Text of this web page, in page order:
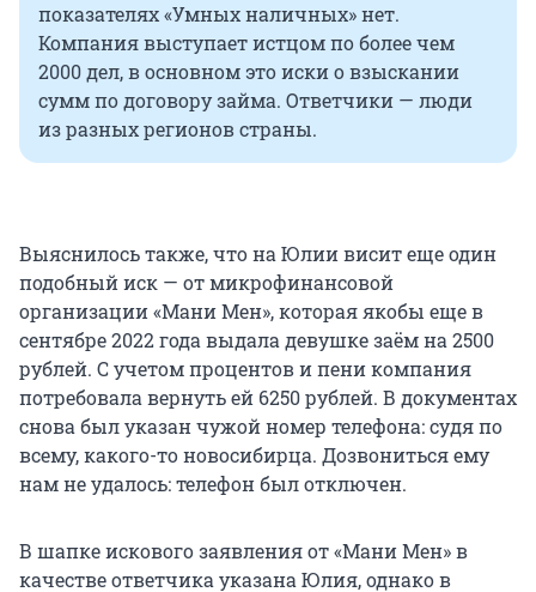
показателях «Умных наличных» нет.
Компания выступает истцом по более чем
2000 дел, в основном это иски о взыскании
сумм по договору займа. Ответчики — люди
из разных регионов страны.
Выяснилось также, что на Юлии висит еще один
подобный иск — от микрофинансовой
организации «Мани Мен», которая якобы еще в
сентябре 2022 года выдала девушке заём на 2500
рублей. С учетом процентов и пени компания
потребовала вернуть ей 6250 рублей. В документах
снова был указан чужой номер телефона: судя по
всему, какого-то новосибирца. Дозвониться ему
нам не удалось: телефон был отключен.
В шапке искового заявления от «Мани Мен» в
качестве ответчика указана Юлия, однако в